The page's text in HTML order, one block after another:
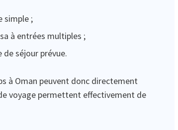
simple ;
à entrées multiples ;
séjour prévue.
à Oman peuvent donc directement
voyage permettent effectivement de